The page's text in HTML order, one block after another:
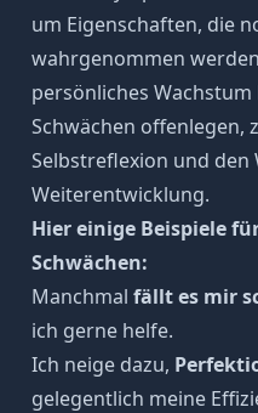
um Eigenschaften, die
wahrgenommen
persönliches
Schwächen offenlegen,
Selbstreflexion und den
Weiterentwicklung.
Hier einige Beispiele
Schwächen:
Manchmal fällt es mir
ich gerne helfe.
Ich neige dazu,
gelegentlich meine